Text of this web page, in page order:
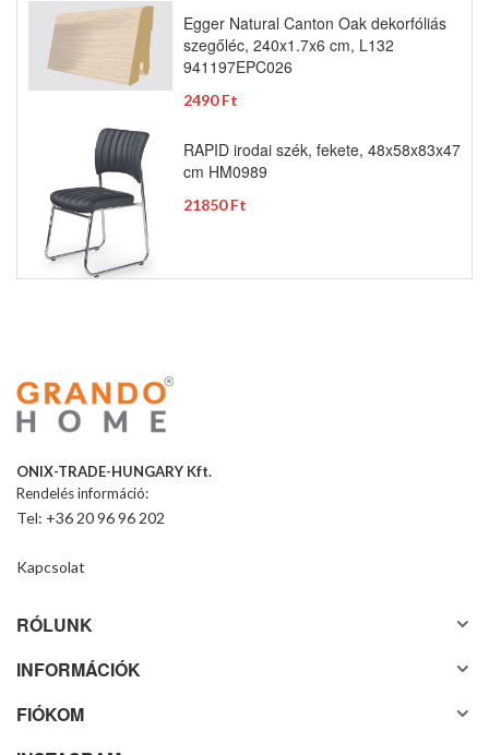
Egger Natural Canton Oak dekorfóliás
szegőléc, 240x1.7x6 cm, L132
941197EPC026
2490 Ft
RAPID irodai szék, fekete, 48x58x83x47
cm HM0989
21850 Ft
ONIX-TRADE-HUNGARY Kft.
Rendelés információ:
Tel: +36 20 96 96 202
Kapcsolat
RÓLUNK
INFORMÁCIÓK
FIÓKOM